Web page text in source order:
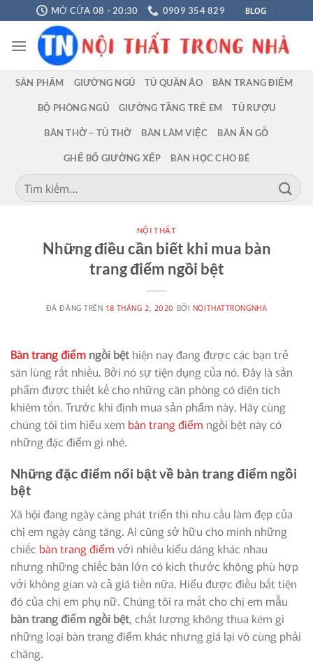
Chuyển
đến
nội
MỞ CỬA 08 - 20:30 0909 354 829 BLOG
SẢN PHẨM GIƯỜNG NGỦ TỦ QUẦN ÁO BÀN TRANG ĐIỂM
BỘ PHÒNG NGỦ GIƯỜNG TẦNG TRẺ EM TỦ RƯỢU
BÀN THỜ – TỦ THỜ BÀN LÀM VIỆC BÀN ĂN GỖ
GHẾ BỐ GIƯỜNG XẾP BÀN HỌC CHO BÉ
Tìm
kiếm:
NỘI THẤT
Những điều cần biết khi mua bàn
trang điểm ngồi bệt
ĐÃ ĐĂNG TRÊN 18 THÁNG 2, 2020 BỞI NOITHATTRONGNHA
Bàn trang điểm ngồi bệt hiện nay đang được các bạn trẻ
săn lùng rất nhiều. Bởi nó sự tiện dụng của nó. Đây là sản
phẩm được thiết kế cho những căn phòng có diện tích
khiêm tốn. Trước khi định mua sản phẩm này. Hãy cùng
chúng tôi tìm hiểu xem bàn trang điểm ngồi bệt này có
những đặc điểm gì nhé.
Những đặc điểm nổi bật về bàn trang điểm ngồi
bệt
Xã hội đang ngày càng phát triển thì nhu cầu làm đẹp của
chị em ngày càng tăng. Ai cũng sở hữu cho mình những
chiếc bàn trang điểm với nhiều kiểu dáng khác nhau
nhưng những chiếc bàn lớn có kích thước không phù hợp
với không gian và cả giá tiền nữa. Hiểu được điều bất tiện
đó của chị em phụ nữ. Chúng tôi ra mắt cho chị em mẫu
bàn trang điểm ngồi bệt, chất lượng không thua kém gì
những loại bàn trang điểm khác nhưng giá lại vô cùng phải
chăng.